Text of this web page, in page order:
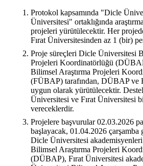
Protokol kapsamında "Dicle
Üniversitesi" ortaklığında
projeleri yürütülecektir. Her
Fırat Üniversitesinden az 1 (bir)
Proje süreçleri Dicle Üniversitesi
Projeleri Koordinatörlüğü
Bilimsel Araştırma Projeleri
(FÜBAP) tarafından, DÜBAP ve
uygun olarak yürütülecektir.
Üniversitesi ve Fırat Üniversitesi
vereceklerdir.
Projelere başvurular 02.03.2026
başlayacak, 01.04.2026 çarşamba
Dicle Üniversitesi
Bilimsel Araştırma Projeleri
(DÜBAP), Fırat Üniversitesi